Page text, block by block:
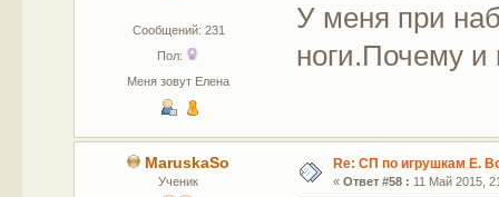
Сообщений: 231
Пол:
Меня зовут Елена
У меня при
ноги.Почему и
MaruskaSo
Ученик
Re: СП по игрушкам Е.
« Ответ #58 : 11 Май 2015,